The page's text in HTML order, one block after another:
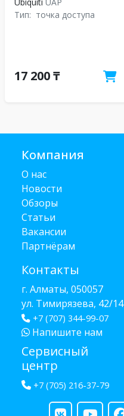
Тип: точка доступа
17 200 ₸
Компания
О нас
Новости
Обзоры
Статьи
Вакансии
Партнёрам
Контакты
г. Алматы, 050057
ул. Тимирязева, 42/14
+7 (707) 344-99-07
Напишите нам
Сервисный
центр
+7 (705) 216-37-79